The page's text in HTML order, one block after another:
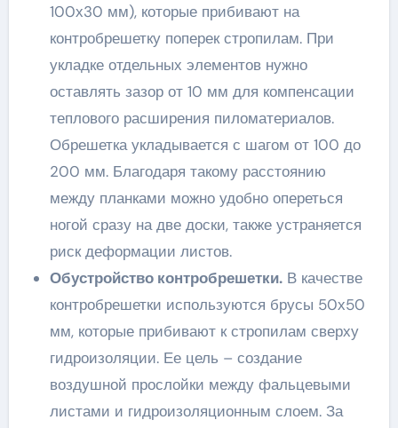
100х30 мм), которые прибивают на
контробрешетку поперек стропилам. При
укладке отдельных элементов нужно
оставлять зазор от 10 мм для компенсации
теплового расширения пиломатериалов.
Обрешетка укладывается с шагом от 100 до
200 мм. Благодаря такому расстоянию
между планками можно удобно опереться
ногой сразу на две доски, также устраняется
риск деформации листов.
Обустройство контробрешетки.В качестве
контробрешетки используются брусы 50х50
мм, которые прибивают к стропилам сверху
гидроизоляции. Ее цель – создание
воздушной прослойки между фальцевыми
листами и гидроизоляционным слоем. За